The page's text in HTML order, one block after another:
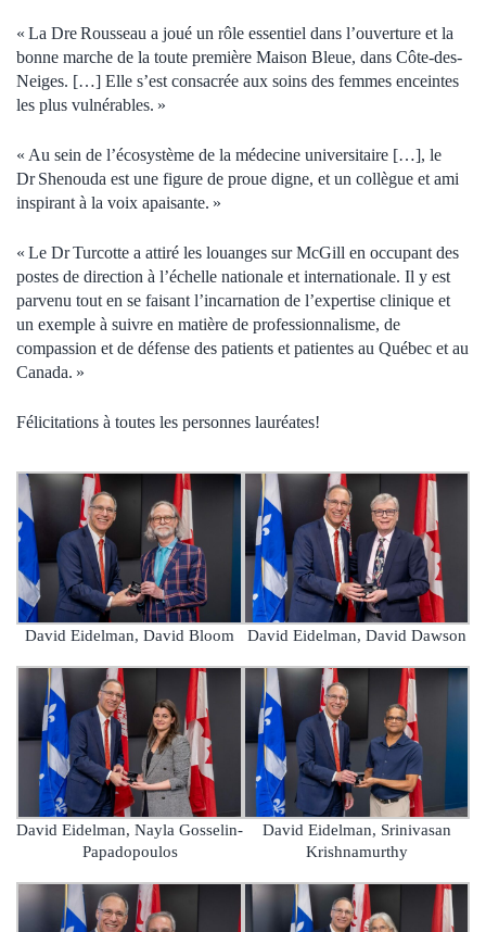
« La Dre Rousseau a joué un rôle essentiel dans l’ouverture et la
bonne marche de la toute première Maison Bleue, dans Côte-des-
Neiges. […] Elle s’est consacrée aux soins des femmes enceintes
les plus vulnérables. »
« Au sein de l’écosystème de la médecine universitaire […], le
Dr Shenouda est une figure de proue digne, et un collègue et ami
inspirant à la voix apaisante. »
« Le Dr Turcotte a attiré les louanges sur McGill en occupant des
postes de direction à l’échelle nationale et internationale. Il y est
parvenu tout en se faisant l’incarnation de l’expertise clinique et
un exemple à suivre en matière de professionnalisme, de
compassion et de défense des patients et patientes au Québec et au
Canada. »
Félicitations à toutes les personnes lauréates!
David Eidelman, David Bloom David Eidelman, David Dawson
David Eidelman, Nayla Gosselin-
Papadopoulos
David Eidelman, Srinivasan
Krishnamurthy